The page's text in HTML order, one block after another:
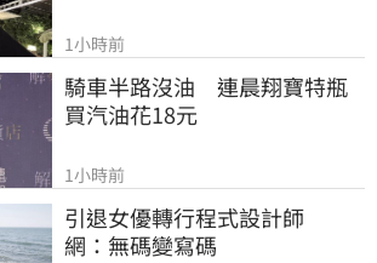
1小時前
騎車半路沒油　連晨翔寶特瓶
買汽油花18元
1小時前
引退女優轉行程式設計師
網：無碼變寫碼